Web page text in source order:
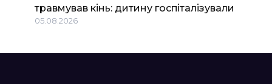
травмував кінь: дитину госпіталізували
05.08.2026